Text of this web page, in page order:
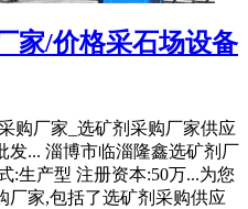
家/价格采石场设备
购厂家_选矿剂采购厂家供应
发... 淄博市临淄隆鑫选矿剂厂
:生产型 注册资本:50万...为您
厂家,包括了选矿剂采购供应